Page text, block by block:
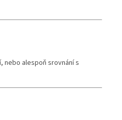
alespoň srovnání s